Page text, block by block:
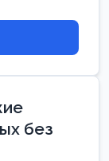
без